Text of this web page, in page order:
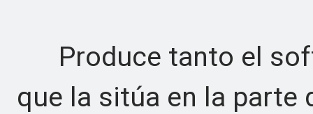
Produce tanto el
que la sitúa en la parte